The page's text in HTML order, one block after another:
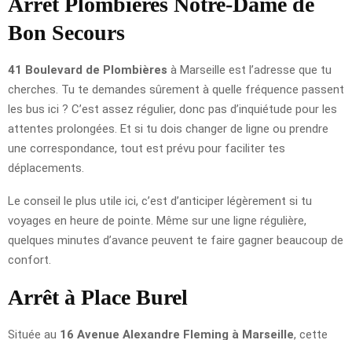
Bon Secours
41 Boulevard de Plombières à Marseille est l’adresse que tu
cherches. Tu te demandes sûrement à quelle fréquence passent
les bus ici ? C’est assez régulier, donc pas d’inquiétude pour les
attentes prolongées. Et si tu dois changer de ligne ou prendre
une correspondance, tout est prévu pour faciliter tes
déplacements.
Le conseil le plus utile ici, c’est d’anticiper légèrement si tu
voyages en heure de pointe. Même sur une ligne régulière,
quelques minutes d’avance peuvent te faire gagner beaucoup de
confort.
Arrêt à Place Burel
Située au 16 Avenue Alexandre Fleming à Marseille, cette